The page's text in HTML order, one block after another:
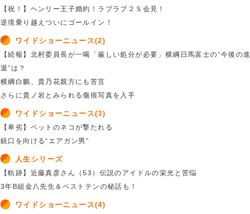
【祝！】ヘンリー王子婚約！ラブラブ２Ｓ会見！
逆境乗り越えついにゴールイン！
ワイドショーニュース(2)
【続報】北村委員長が一喝「厳しい処分が必要」横綱日馬富士の“今後の進
退”は？
横綱白鵬、貴乃花親方にも苦言
さらに貴ノ岩とみられる傷痕写真を入手
ワイドショーニュース(3)
【卑劣】ペットのネコが撃たれる
銃口を向ける“エアガン男”
人生シリーズ
【軌跡】近藤真彦さん（53）伝説のアイドルの栄光と苦悩
3年B組金八先生＆ベストテンの秘話も！
ワイドショーニュース(4)